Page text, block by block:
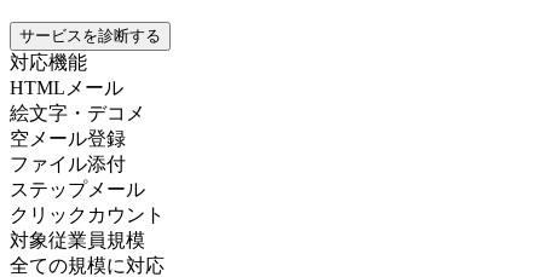
サービスを診断する
対応機能
HTMLメール
絵文字・デコメ
空メール登録
ファイル添付
ステップメール
クリックカウント
対象従業員規模
全ての規模に対応